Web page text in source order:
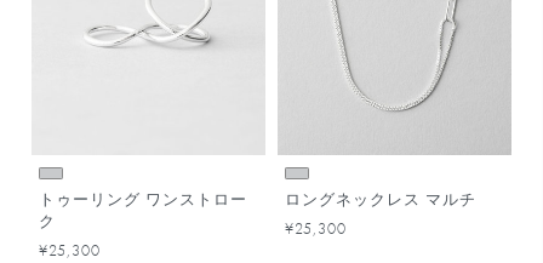
トゥーリング ワンストロー
ク
¥25,300
ロングネックレス マルチ
¥25,300